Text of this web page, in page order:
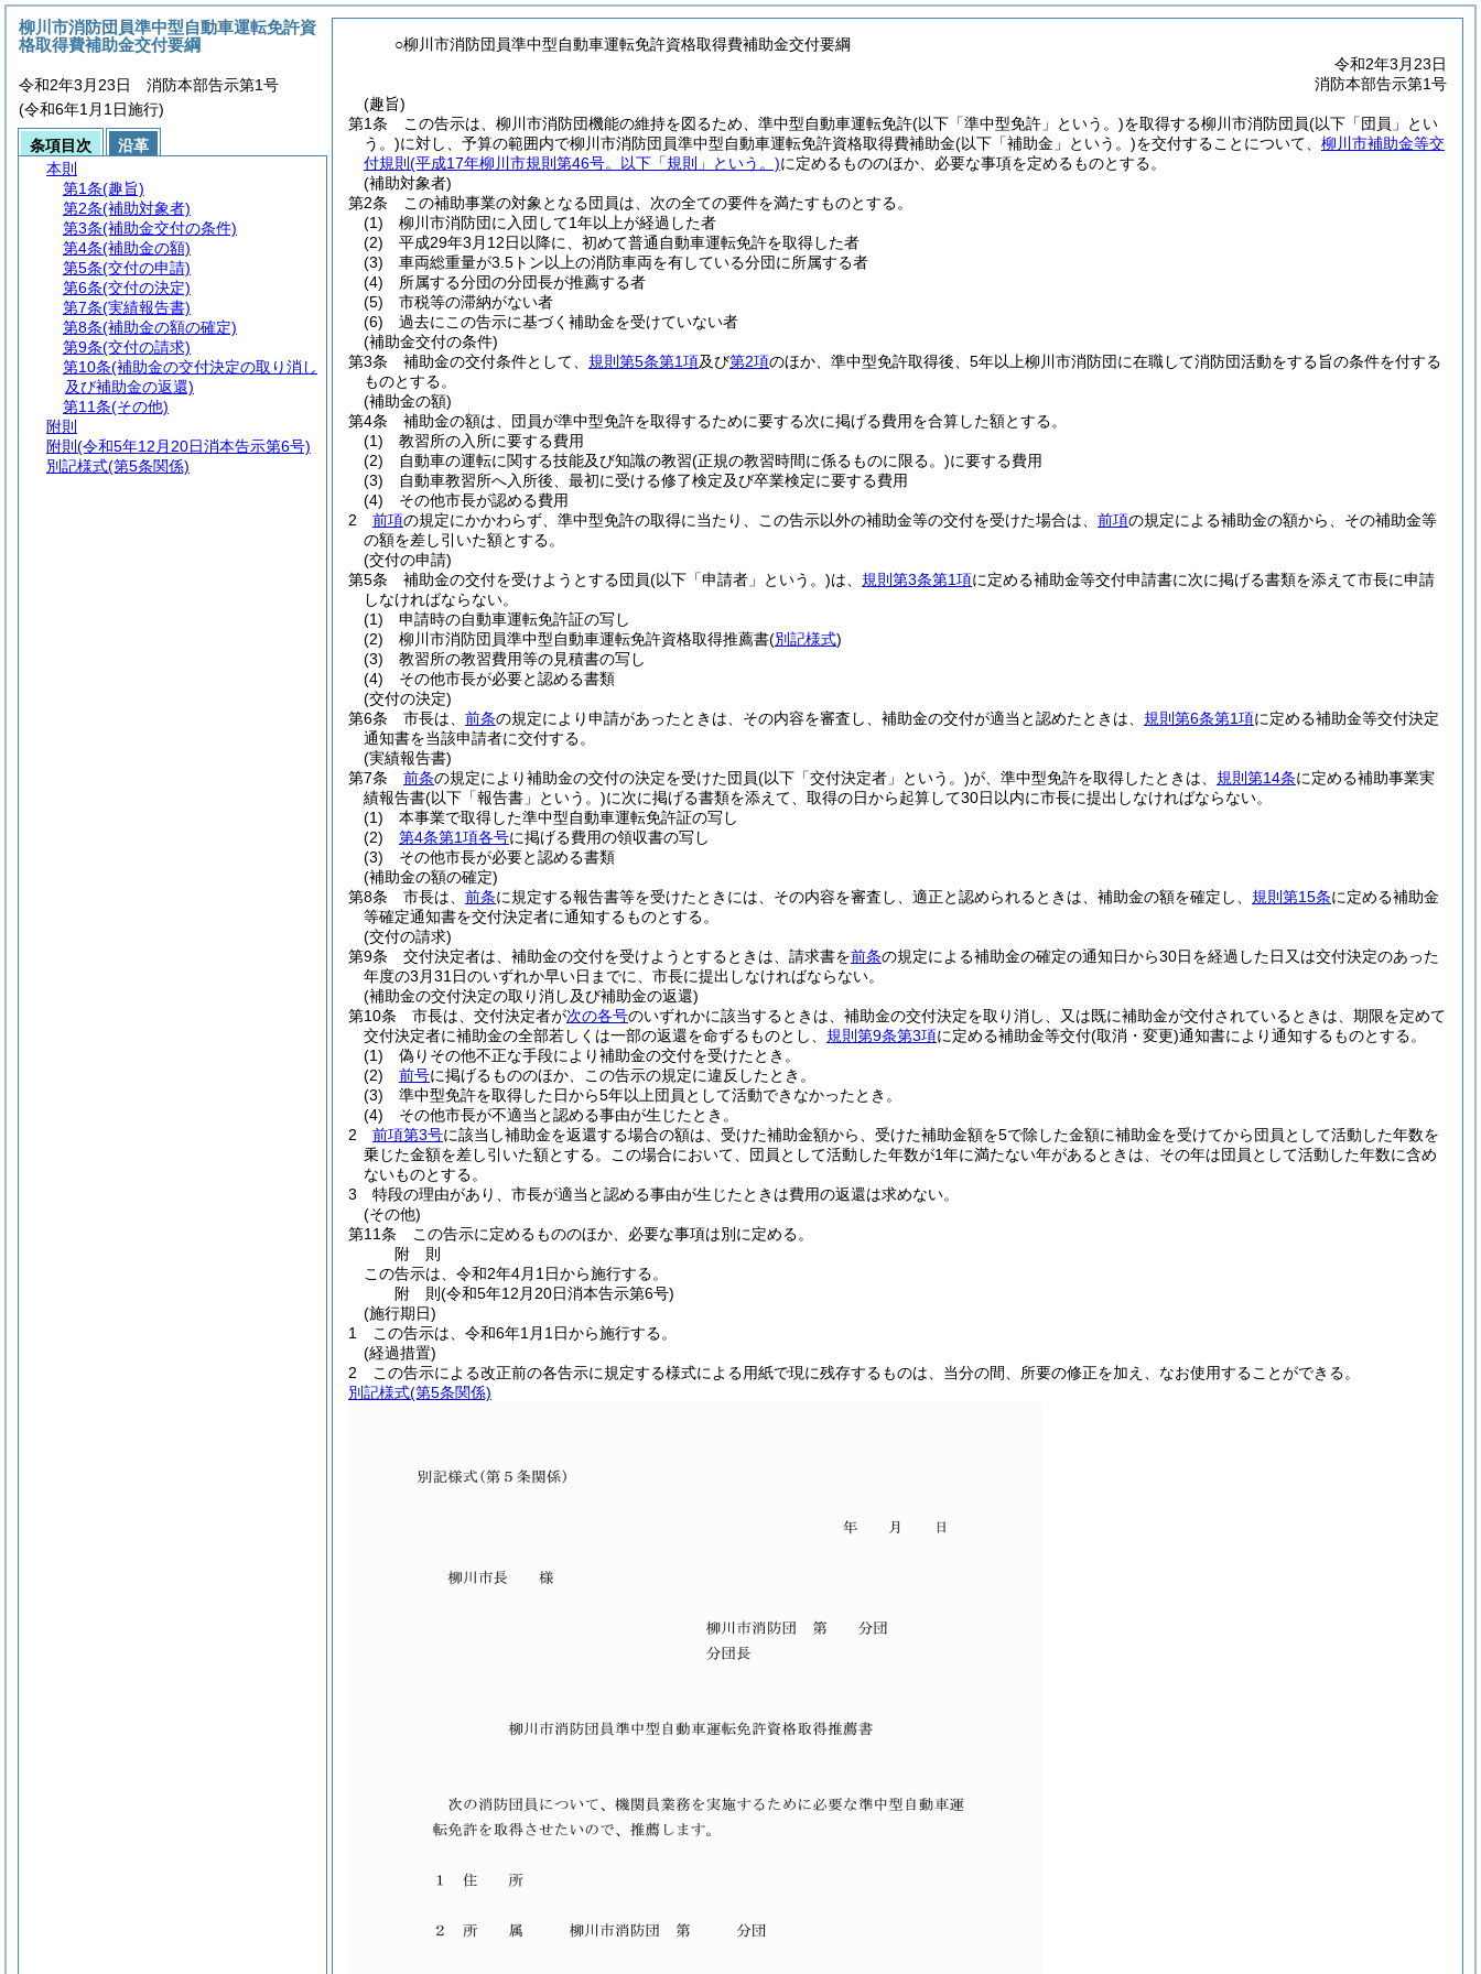
○柳川市消防団員準中型自動車運転免許資格取得費補助金交付要綱
令和2年3月23日
消防本部告示第1号
(趣旨)
第1条
この告示は、柳川市消防団機能の維持を図るため、準中型自動車運転免許(以下「準中型免許」という。)を取得する柳川市消防団員(以下「団員」とい
う。)に対し、予算の範囲内で柳川市消防団員準中型自動車運転免許資格取得費補助金(以下「補助金」という。)を交付することについて、 柳川市補助金等交
付規則 (平成17年柳川市規則第46号。以下「規則」という。)に定めるもののほか、必要な事項を定めるものとする。
(補助対象者)
第2条
この補助事業の対象となる団員は、次の全ての要件を満たすものとする。
(1)
柳川市消防団に入団して1年以上が経過した者
(2)
平成29年3月12日以降に、初めて普通自動車運転免許を取得した者
(3)
車両総重量が3.5トン以上の消防車両を有している分団に所属する者
(4)
所属する分団の分団長が推薦する者
(5)
市税等の滞納がない者
(6)
過去にこの告示に基づく補助金を受けていない者
(補助金交付の条件)
第3条
補助金の交付条件として、 規則第5条第1項及び第2項のほか、準中型免許取得後、5年以上柳川市消防団に在職して消防団活動をする旨の条件を付する
ものとする。
(補助金の額)
第4条
補助金の額は、団員が準中型免許を取得するために要する次に掲げる費用を合算した額とする。
(1)
教習所の入所に要する費用
(2)
自動車の運転に関する技能及び知識の教習(正規の教習時間に係るものに限る。)に要する費用
(3)
自動車教習所へ入所後、最初に受ける修了検定及び卒業検定に要する費用
(4)
その他市長が認める費用
2
前項の規定にかかわらず、準中型免許の取得に当たり、この告示以外の補助金等の交付を受けた場合は、 前項の規定による補助金の額から、その補助金等
の額を差し引いた額とする。
(交付の申請)
第5条
補助金の交付を受けようとする団員(以下「申請者」という。)は、 規則第3条第1項に定める補助金等交付申請書に次に掲げる書類を添えて市長に申請
しなければならない。
(1)
申請時の自動車運転免許証の写し
(2)
柳川市消防団員準中型自動車運転免許資格取得推薦書(別記様式)
(3)
教習所の教習費用等の見積書の写し
(4)
その他市長が必要と認める書類
(交付の決定)
第6条
市長は、 前条の規定により申請があったときは、その内容を審査し、補助金の交付が適当と認めたときは、 規則第6条第1項に定める補助金等交付決定
通知書を当該申請者に交付する。
(実績報告書)
第7条
前条の規定により補助金の交付の決定を受けた団員(以下「交付決定者」という。)が、準中型免許を取得したときは、 規則第14条に定める補助事業実
績報告書(以下「報告書」という。)に次に掲げる書類を添えて、取得の日から起算して30日以内に市長に提出しなければならない。
(1)
本事業で取得した準中型自動車運転免許証の写し
(2)
第4条第1項各号に掲げる費用の領収書の写し
(3)
その他市長が必要と認める書類
(補助金の額の確定)
第8条
市長は、 前条に規定する報告書等を受けたときには、その内容を審査し、適正と認められるときは、補助金の額を確定し、 規則第15条に定める補助金
等確定通知書を交付決定者に通知するものとする。
(交付の請求)
第9条
交付決定者は、補助金の交付を受けようとするときは、請求書を前条の規定による補助金の確定の通知日から30日を経過した日又は交付決定のあった
年度の3月31日のいずれか早い日までに、市長に提出しなければならない。
(補助金の交付決定の取り消し及び補助金の返還)
第10条
市長は、交付決定者が次の各号のいずれかに該当するときは、補助金の交付決定を取り消し、又は既に補助金が交付されているときは、期限を定めて
交付決定者に補助金の全部若しくは一部の返還を命ずるものとし、 規則第9条第3項に定める補助金等交付(取消・変更)通知書により通知するものとする。
(1)
偽りその他不正な手段により補助金の交付を受けたとき。
(2)
前号に掲げるもののほか、この告示の規定に違反したとき。
(3)
準中型免許を取得した日から5年以上団員として活動できなかったとき。
(4)
その他市長が不適当と認める事由が生じたとき。
2
前項第3号に該当し補助金を返還する場合の額は、受けた補助金額から、受けた補助金額を5で除した金額に補助金を受けてから団員として活動した年数を
乗じた金額を差し引いた額とする。
この場合において、団員として活動した年数が1年に満たない年があるときは、その年は団員として活動した年数に含め
ないものとする。
3
特段の理由があり、市長が適当と認める事由が生じたときは費用の返還は求めない。
(その他)
第11条
この告示に定めるもののほか、必要な事項は別に定める。
附 則
この告示は、令和2年4月1日から施行する。
附 則(令和5年12月20日消本告示第6号)
(施行期日)
1
この告示は、令和6年1月1日から施行する。
(経過措置)
2
この告示による改正前の各告示に規定する様式による用紙で現に残存するものは、当分の間、所要の修正を加え、なお使用することができる。
別記様式(第5条関係)
柳川市消防団員準中型自動車運転免許資
格取得費補助金交付要綱
令和2年3月23日 消防本部告示第1号
(令和6年1月1日施行)
条項目次
沿革
本則
第1条(趣旨)
第2条(補助対象者)
第3条(補助金交付の条件)
第4条(補助金の額)
第5条(交付の申請)
第6条(交付の決定)
第7条(実績報告書)
第8条(補助金の額の確定)
第9条(交付の請求)
第10条(補助金の交付決定の取り消し
及び補助金の返還)
第11条(その他)
附則
附則 (令和5年12月20日消本告示第6号)
別記様式(第5条関係)